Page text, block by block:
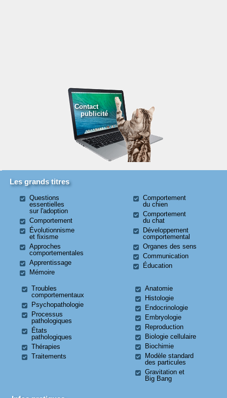
Contact
publicité
Les grands titres
Questions
essentielles
sur l'adoption
Comportement
Évolutionnisme
et fixisme
Approches
comportementales
Apprentissage
Mémoire
Comportement
du chien
Comportement
du chat
Développement
comportemental
Organes des sens
Communication
Éducation
Troubles
comportementaux
Psychopathologie
Processus
pathologiques
États
pathologiques
Thérapies
Traitements
Anatomie
Histologie
Endocrinologie
Embryologie
Reproduction
Biologie cellulaire
Biochimie
Modèle standard
des particules
Gravitation et
Big Bang